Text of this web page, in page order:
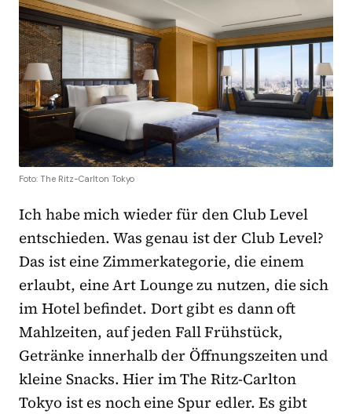
Foto: The Ritz-Carlton Tokyo
Ich habe mich wieder für den Club Level
entschieden. Was genau ist der Club Level?
Das ist eine Zimmerkategorie, die einem
erlaubt, eine Art Lounge zu nutzen, die sich
im Hotel befindet. Dort gibt es dann oft
Mahlzeiten, auf jeden Fall Frühstück,
Getränke innerhalb der Öffnungszeiten und
kleine Snacks. Hier im The Ritz-Carlton
Tokyo ist es noch eine Spur edler. Es gibt